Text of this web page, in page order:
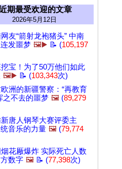
期最受欢迎的文章
2026年5月12日
友“箭射龙袍猪头” 中南
发噩梦 🖼️▶️ 📝 (105,197
宝！为了50万他们如此
🖼️▶️ 📝 (103,343次)
洲的新疆警察：“再教育
之不去的噩梦 🖼️ (89,279
唐人钢琴大赛评委主
音乐的力量 🖼️ (79,774
花厰爆炸 实际死亡人数
数字 🖼️ 📝 (77,398次)